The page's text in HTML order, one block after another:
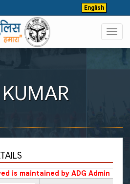
English
is maintained by ADG Admin